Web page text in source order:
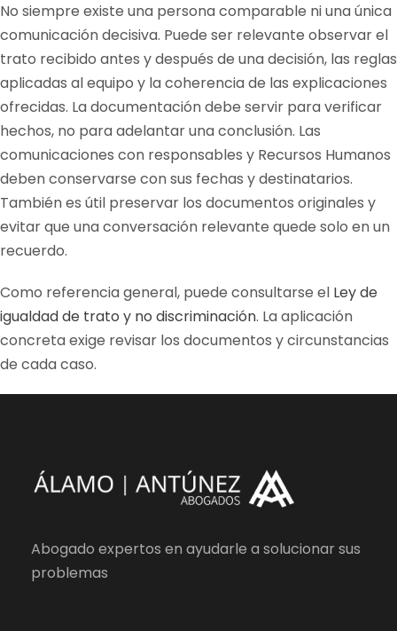
No siempre existe una persona comparable ni una única
comunicación decisiva. Puede ser relevante observar el
trato recibido antes y después de una decisión, las reglas
aplicadas al equipo y la coherencia de las explicaciones
ofrecidas. La documentación debe servir para verificar
hechos, no para adelantar una conclusión. Las
comunicaciones con responsables y Recursos Humanos
deben conservarse con sus fechas y destinatarios.
También es útil preservar los documentos originales y
evitar que una conversación relevante quede solo en un
recuerdo.
Como referencia general, puede consultarse el Ley de
igualdad de trato y no discriminación. La aplicación
concreta exige revisar los documentos y circunstancias
de cada caso.
Abogado expertos en ayudarle a solucionar sus
problemas